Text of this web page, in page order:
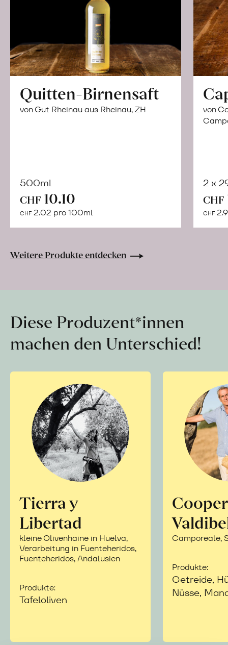
Quitten-Birnensaft
von Gut Rheinau aus Rheinau, ZH
500ml
CHF 10.10
CHF 2.02 pro 100ml
Warenkorb
von
2 x
CHF
CHF
Weitere Produkte entdecken
Diese Produzent*innen
machen den Unterschied!
Tierra y
Libertad
kleine Olivenhaine in Huelva,
Verarbeitung in Fuenteheridos,
Fuenteheridos, Andalusien
Produkte:
Tafeloliven
Camporeale,
Produkte:
Getreide,
Nüsse,